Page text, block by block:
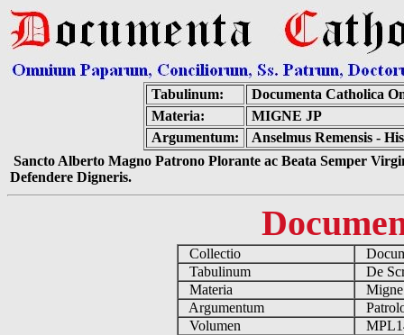
Tabulinum:
Documenta Catholica
Materia:
MIGNE JP
Argumentum:
Anselmus Remensis -
Sancto Alberto Magno Patrono Plorante ac Beata Semper
Defendere Digneris.
Collectio
Tabulinum
De
Materia
Argumentum
Volumen